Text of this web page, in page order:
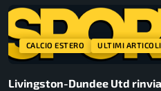
CALCIO ESTERO ULTIMI ARTICOLI
Livingston-Dundee Utd